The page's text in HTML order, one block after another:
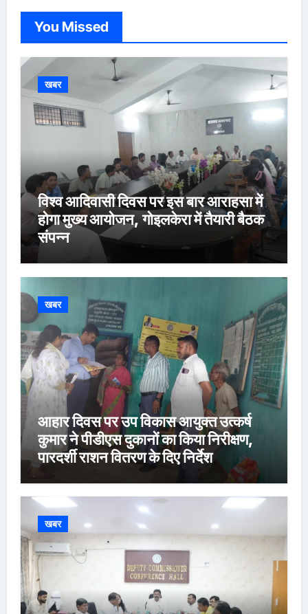
You Missed
खबर
विश्व आदिवासी दिवस पर इस बार आराहसा में
होगा मुख्य आयोजन, गोइलकेरा में तैयारी बैठक
संपन्न
खबर
आहार दिवस पर उप विकास आयुक्त उत्कर्ष
कुमार ने पीडीएस दुकानों का किया निरीक्षण,
पारदर्शी राशन वितरण के दिए निर्देश
खबर